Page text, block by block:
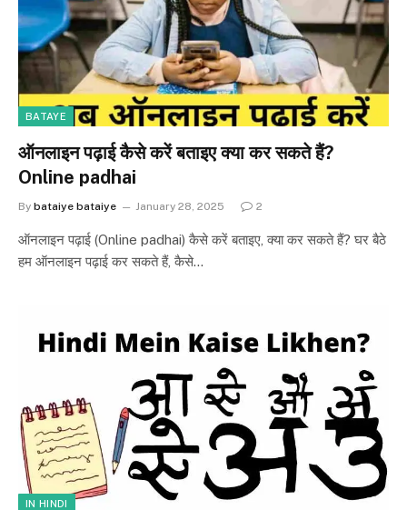
BATAYE
ऑनलाइन पढ़ाई कैसे करें बताइए क्या कर सकते हैं?
Online padhai
By bataiye bataiye January 28, 2025 2
ऑनलाइन पढ़ाई (Online padhai) कैसे करें बताइए, क्या कर सकते हैं? घर बैठे
हम ऑनलाइन पढ़ाई कर सकते हैं, कैसे…
IN HINDI